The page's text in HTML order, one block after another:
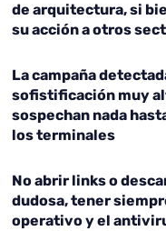
de arquitectura, si
su acción a otros
La campaña
sofistificación muy
sospechan nada
los terminales
No abrir links o
dudosa, tener
operativo y el